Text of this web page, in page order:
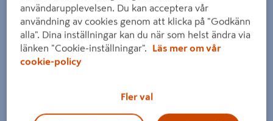
användarupplevelsen. Du kan acceptera vår
användning av cookies genom att klicka på "Godkänn
alla". Dina inställningar kan du när som helst ändra via
länken "Cookie-inställningar".
Läs mer om vår
cookie-policy
Fler val